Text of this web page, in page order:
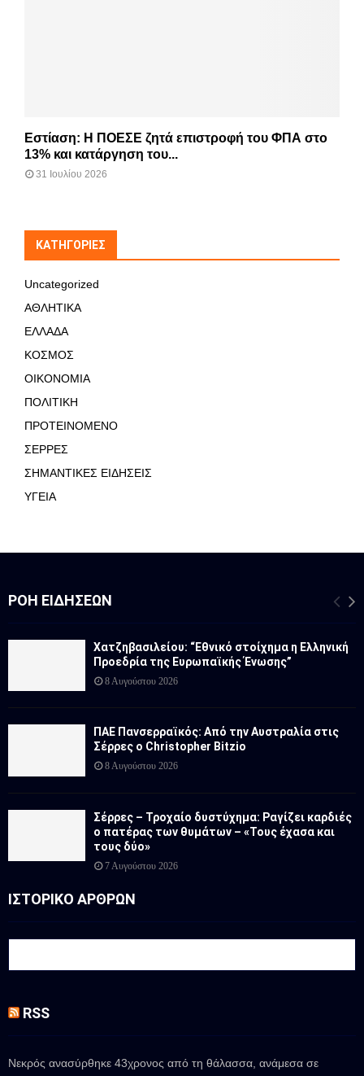
Εστίαση: Η ΠΟΕΣΕ ζητά επιστροφή του ΦΠΑ στο
13% και κατάργηση του...
31 Ιουλίου 2026
KΑΤΗΓΟΡΊΕΣ
Uncategorized
ΑΘΛΗΤΙΚΑ
ΕΛΛΑΔΑ
ΚΟΣΜΟΣ
ΟΙΚΟΝΟΜΙΑ
ΠΟΛΙΤΙΚΗ
ΠΡΟΤΕΙΝΟΜΕΝΟ
ΣΕΡΡΕΣ
ΣΗΜΑΝΤΙΚΕΣ ΕΙΔΗΣΕΙΣ
ΥΓΕΙΑ
ΡΟΉ ΕΙΔΉΣΕΩΝ
Χατζηβασιλείου: “Εθνικό στοίχημα η Ελληνική
Προεδρία της Ευρωπαϊκής Ένωσης”
8 Αυγούστου 2026
ΠΑΕ Πανσερραϊκός: Από την Αυστραλία στις
Σέρρες ο Christopher Bitzio
8 Αυγούστου 2026
Σέρρες – Τροχαίο δυστύχημα: Ραγίζει καρδιές
ο πατέρας των θυμάτων – «Τους έχασα και
τους δύο»
7 Αυγούστου 2026
ΙΣΤΟΡΙΚΟ ΑΡΘΡΩΝ
RSS
Νεκρός ανασύρθηκε 43χρονος από τη θάλασσα, ανάμεσα σε